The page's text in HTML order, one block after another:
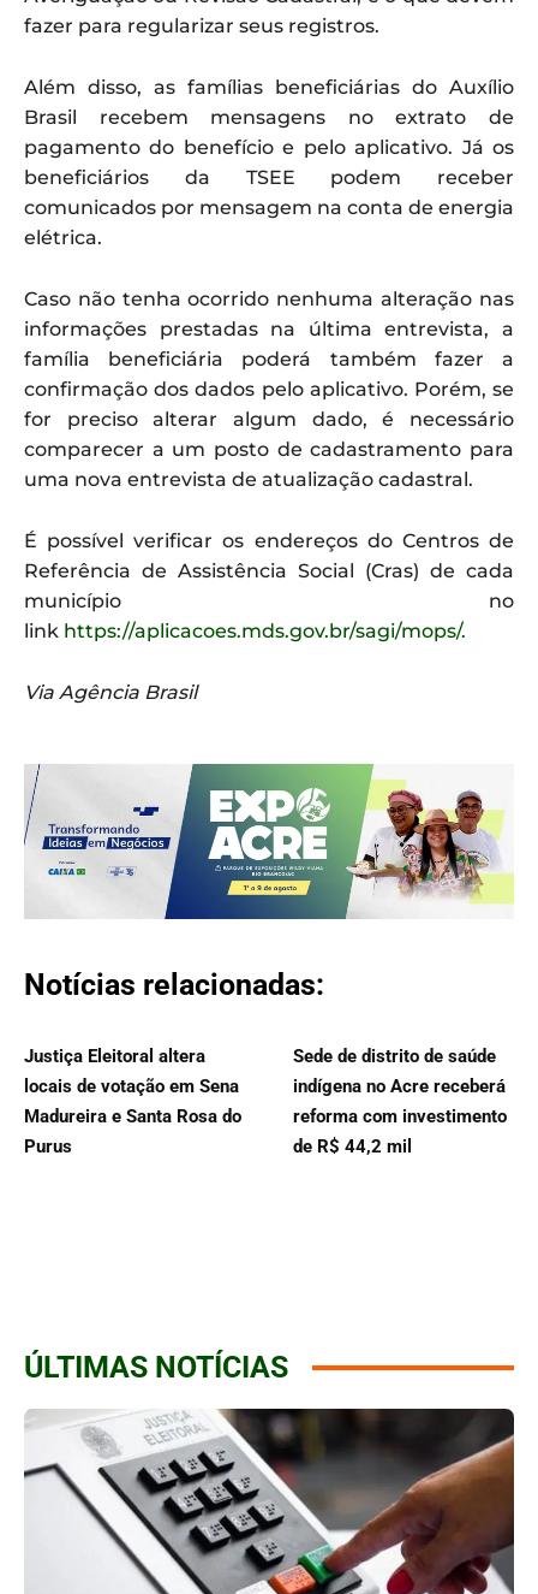
fazer para regularizar seus registros.
Além disso, as famílias beneficiárias do Auxílio
Brasil recebem mensagens no extrato de
pagamento do benefício e pelo aplicativo. Já os
beneficiários da TSEE podem receber
comunicados por mensagem na conta de energia
elétrica.
Caso não tenha ocorrido nenhuma alteração nas
informações prestadas na última entrevista, a
família beneficiária poderá também fazer a
confirmação dos dados pelo aplicativo. Porém, se
for preciso alterar algum dado, é necessário
comparecer a um posto de cadastramento para
uma nova entrevista de atualização cadastral.
É possível verificar os endereços do Centros de
Referência de Assistência Social (Cras) de cada
município no
link https://aplicacoes.mds.gov.br/sagi/mops/.
Via Agência Brasil
Notícias relacionadas:
Justiça Eleitoral altera
locais de votação em Sena
Madureira e Santa Rosa do
Purus
Sede de distrito de saúde
indígena no Acre receberá
reforma com investimento
de R$ 44,2 mil
ÚLTIMAS NOTÍCIAS